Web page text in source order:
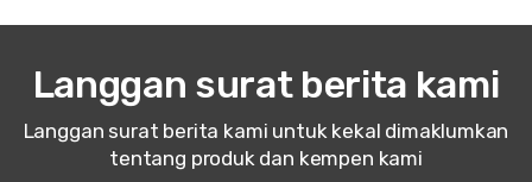
Langgan surat berita kami
Langgan surat berita kami untuk kekal dimaklumkan
tentang produk dan kempen kami